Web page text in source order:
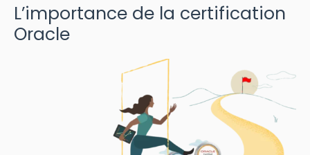
L’importance de la certification
Oracle